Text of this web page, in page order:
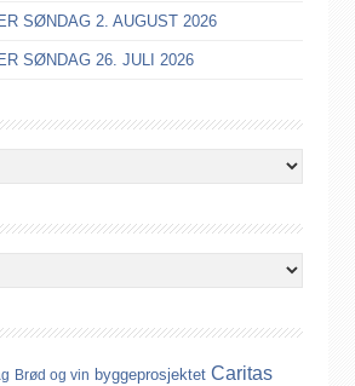
SØNDAG 2. AUGUST 2026
SØNDAG 26. JULI 2026
Brød og vin byggeprosjektet Caritas